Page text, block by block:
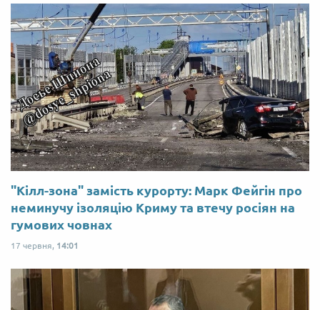
"Кілл-зона" замість курорту: Марк Фейгін про
неминучу ізоляцію Криму та втечу росіян на
гумових човнах
17 червня, 14:01